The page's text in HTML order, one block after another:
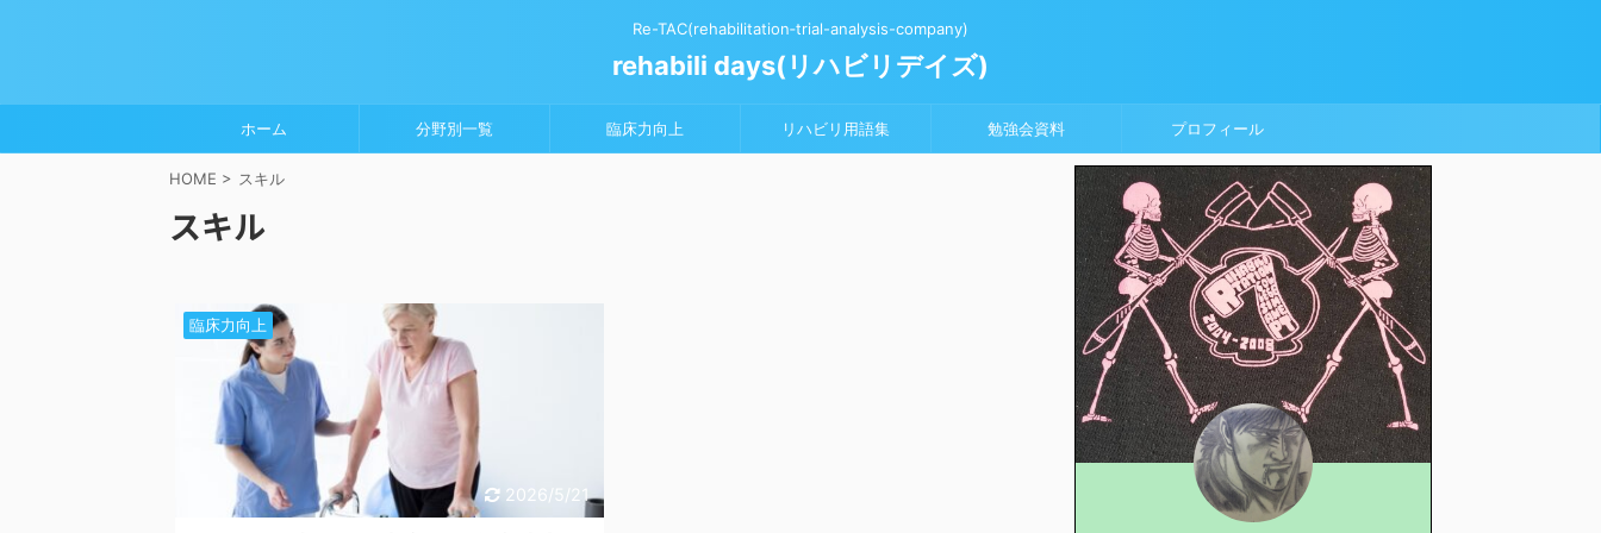
Re-TAC(rehabilitation‐trial-analysis-company)
rehabili days(リハビリデイズ)
ホーム 分野別一覧 臨床力向上 リハビリ用語集 勉強会資料 プロフィール
HOME > スキル
スキル
2026/5/21
臨床力向上